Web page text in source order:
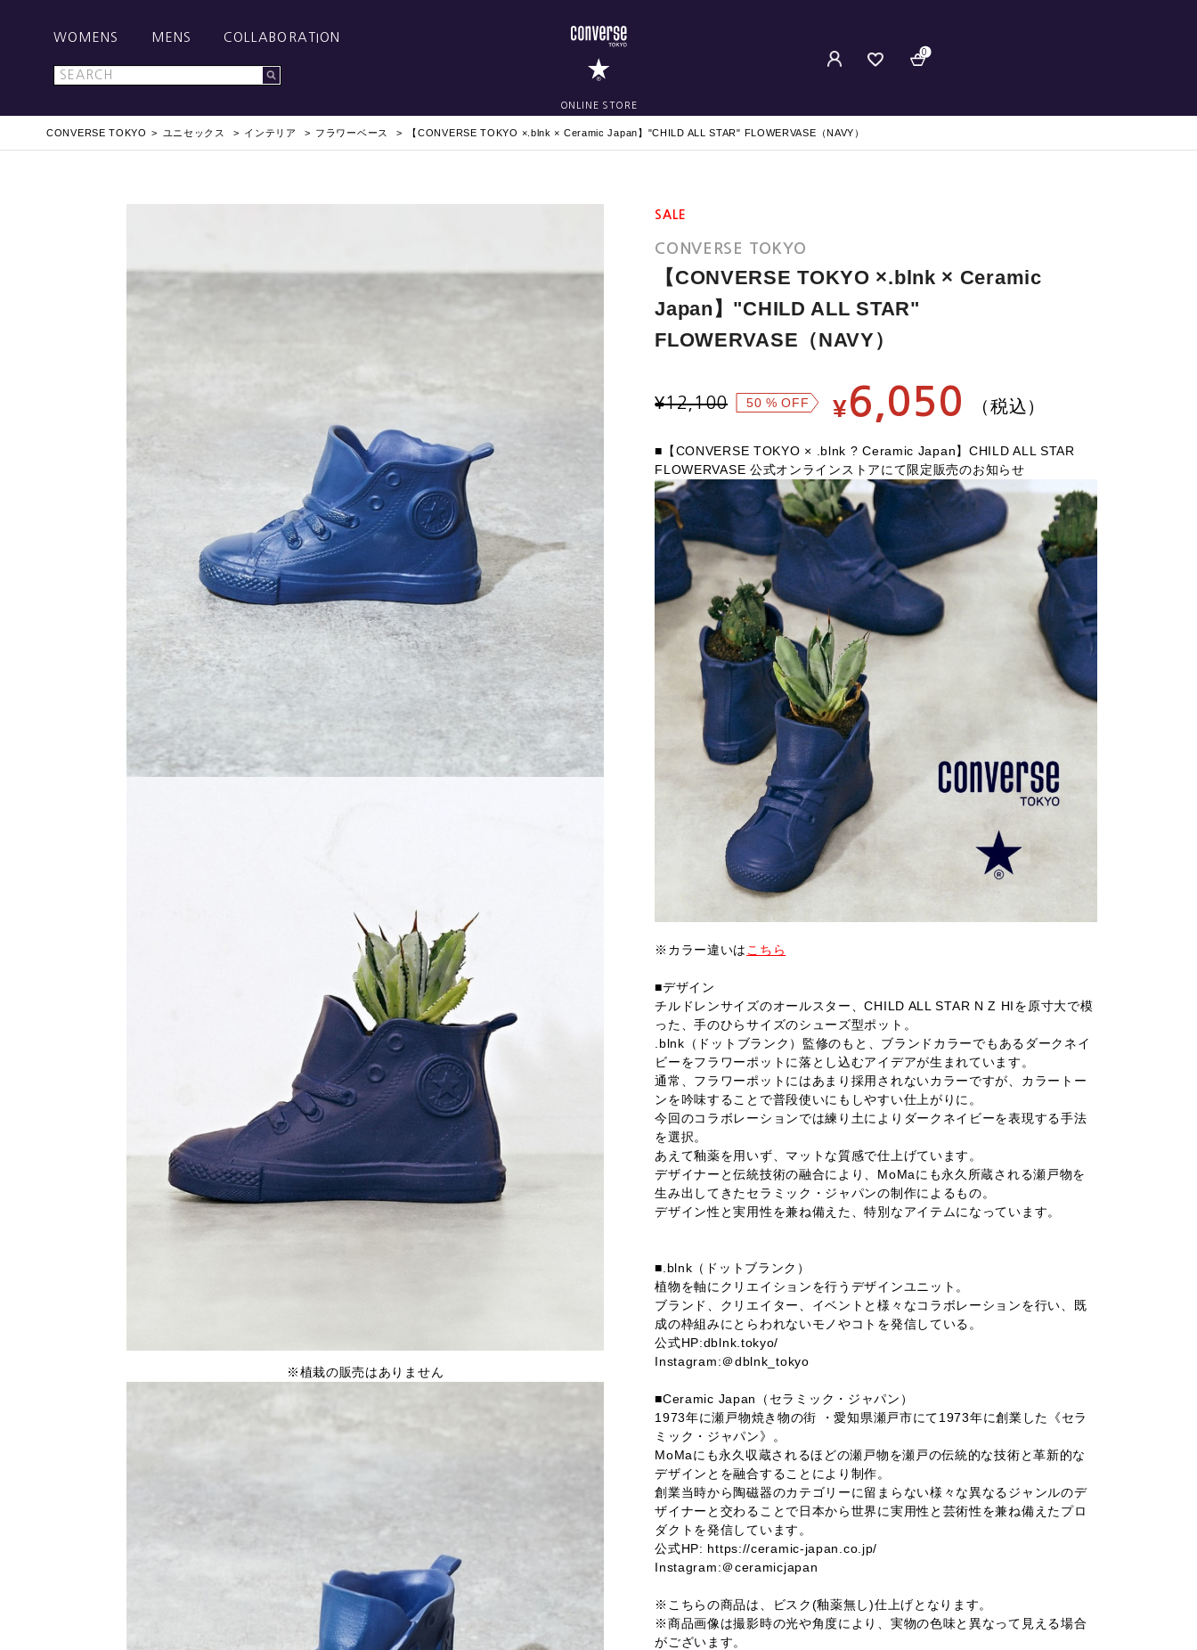
WOMENS MENS COLLABORATION
ONLINE STORE
0
CONVERSE TOKYO ユニセックス インテリア フラワーベース 【CONVERSE TOKYO ×.blnk × Ceramic Japan】"CHILD ALL STAR" FLOWERVASE（NAVY）
※植栽の販売はありません
SALE
CONVERSE TOKYO
【CONVERSE TOKYO ×.blnk × Ceramic
Japan】"CHILD ALL STAR"
FLOWERVASE（NAVY）
¥12,100 50 % OFF ¥6,050 （税込）
■【CONVERSE TOKYO × .blnk ? Ceramic Japan】CHILD ALL STAR
FLOWERVASE 公式オンラインストアにて限定販売のお知らせ
※カラー違いは こちら
■デザイン
チルドレンサイズのオールスター、CHILD ALL STAR N Z HIを原寸大で模
った、手のひらサイズのシューズ型ポット。
.blnk（ドットブランク）監修のもと、ブランドカラーでもあるダークネイ
ビーをフラワーポットに落とし込むアイデアが生まれています。
通常、フラワーポットにはあまり採用されないカラーですが、カラートー
ンを吟味することで普段使いにもしやすい仕上がりに。
今回のコラボレーションでは練り土によりダークネイビーを表現する手法
を選択。
あえて釉薬を用いず、マットな質感で仕上げています。
デザイナーと伝統技術の融合により、MoMaにも永久所蔵される瀬戸物を
生み出してきたセラミック・ジャパンの制作によるもの。
デザイン性と実用性を兼ね備えた、特別なアイテムになっています。
■.blnk（ドットブランク）
植物を軸にクリエイションを行うデザインユニット。
ブランド、クリエイター、イベントと様々なコラボレーションを行い、既
成の枠組みにとらわれないモノやコトを発信している。
公式HP:dblnk.tokyo/
Instagram:＠dblnk_tokyo
■Ceramic Japan（セラミック・ジャパン）
1973年に瀬戸物焼き物の街 ・愛知県瀬戸市にて1973年に創業した《セラ
ミック・ジャパン》。
MoMaにも永久収蔵されるほどの瀬戸物を瀬戸の伝統的な技術と革新的な
デザインとを融合することにより制作。
創業当時から陶磁器のカテゴリーに留まらない様々な異なるジャンルのデ
ザイナーと交わることで日本から世界に実用性と芸術性を兼ね備えたプロ
ダクトを発信しています。
公式HP: https://ceramic-japan.co.jp/
Instagram:＠ceramicjapan
※こちらの商品は、ビスク(釉薬無し)仕上げとなります。
※商品画像は撮影時の光や角度により、実物の色味と異なって見える場合
がございます。